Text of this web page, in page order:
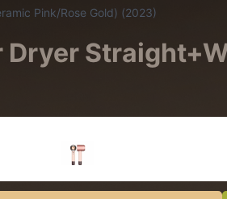
Pink/Rose Gold) (2023)